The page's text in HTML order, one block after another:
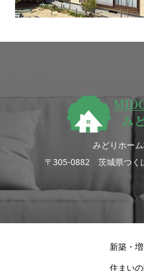
みどりホー
〒305-0882 茨城県つく
新築・
住まい